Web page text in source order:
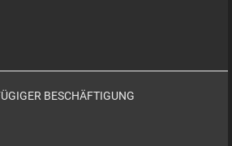
BESCHÄFTIGUNG